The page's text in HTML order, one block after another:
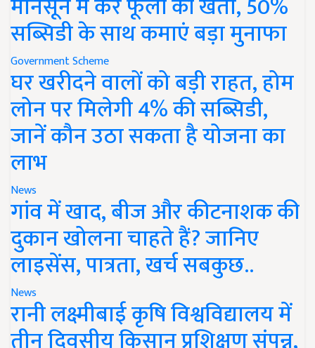
सब्सिडी के साथ कमाएं बड़ा मुनाफा
Government Scheme
घर खरीदने वालों को बड़ी राहत, होम
लोन पर मिलेगी 4% की सब्सिडी,
जानें कौन उठा सकता है योजना का
लाभ
News
गांव में खाद, बीज और कीटनाशक की
दुकान खोलना चाहते हैं? जानिए
लाइसेंस, पात्रता, खर्च सबकुछ..
News
रानी लक्ष्मीबाई कृषि विश्वविद्यालय में